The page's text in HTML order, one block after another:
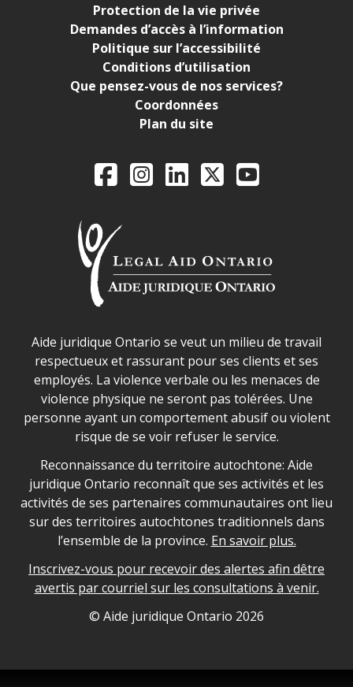
Protection de la vie privée
Demandes d’accès à l’information
Politique sur l’accessibilité
Conditions d’utilisation
Que pensez-vous de nos services?
Coordonnées
Plan du site
Legal Aid Ontario
FacebookInstagram
LinkedIn
X YouTube
Déclaration sur la sécurité dans les locaux d'AJO.
Aide juridique Ontario se veut un milieu de travail
respectueux et rassurant pour ses clients et ses
employés. La violence verbale ou les menaces de
violence physique ne seront pas tolérées. Une
personne ayant un comportement abusif ou violent
risque de se voir refuser le service.
Legal Aid Ontario land acknowledgement
Reconnaissance du territoire autochtone: Aide
juridique Ontario reconnaît que ses activités et les
activités de ses partenaires communautaires ont lieu
sur des territoires autochtones traditionnels dans
l’ensemble de la province. En savoir plus.
Inscrivez-vous pour recevoir des alertes afin dêtre
avertis par courriel sur les consultations à venir.
Legal Aid Ontario copyright information
© Aide juridique Ontario 2026